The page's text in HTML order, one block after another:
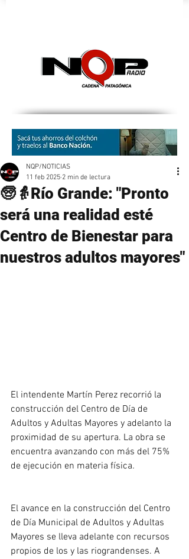
🧓👵Río Grande: "Pronto
será una realidad esté
Centro de Bienestar para
nuestros adultos mayores"
NQP/NOTICIAS
11 feb 2025 2 min de lectura
El intendente Martín Perez recorrió la
construcción del Centro de Día de
Adultos y Adultas Mayores y adelanto la
proximidad de su apertura. La obra se
encuentra avanzando con más del 75%
de ejecución en materia física.
El avance en la construcción del Centro
de Día Municipal de Adultos y Adultas
Mayores se lleva adelante con recursos
propios de los y las riograndenses. A